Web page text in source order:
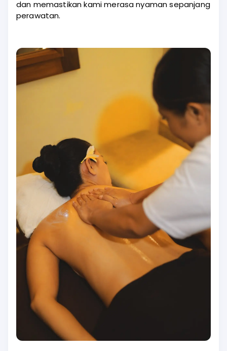
dan memastikan kami merasa nyaman sepanjang
perawatan.